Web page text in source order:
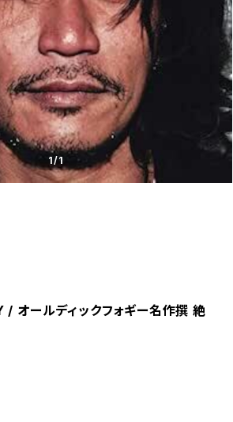
1/1
オールディックフォギー名作撰 絶